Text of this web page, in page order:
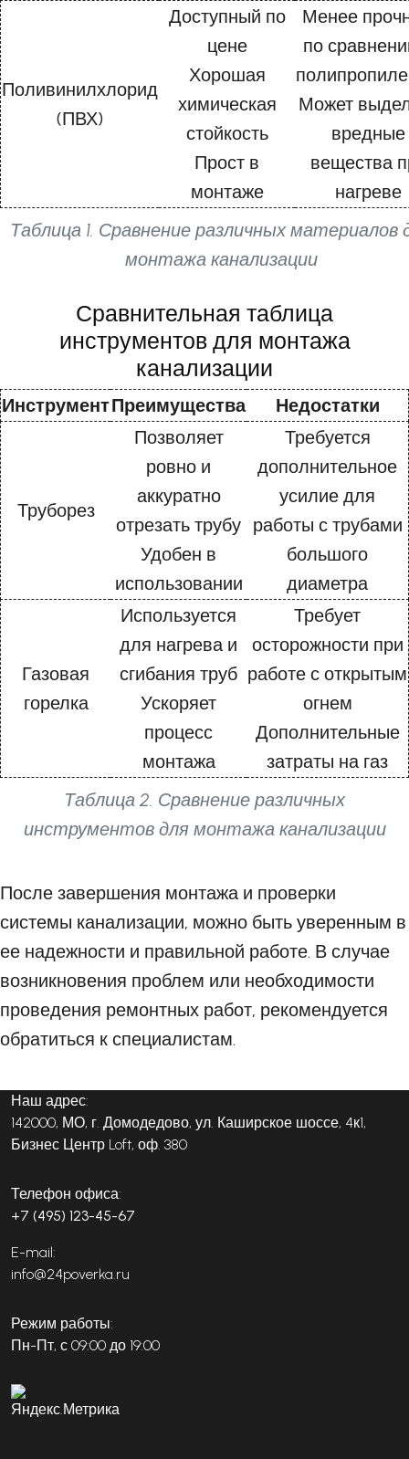
Таблица 1. Сравнение различных материалов
монтажа канализации
Поливинилхлорид
(ПВХ)
Доступный по
цене
Хорошая
химическая
стойкость
Прост в
монтаже
Менее
по
Может
вредные
вещества
нагреве
Сравнительная таблица
инструментов для монтажа
канализации
Таблица 2. Сравнение различных
инструментов для монтажа канализации
ИнструментПреимущества Недостатки
Труборез
Позволяет
ровно и
аккуратно
отрезать трубу
Удобен в
использовании
Требуется
дополнительное
усилие для
работы с трубами
большого
диаметра
Газовая
горелка
Используется
для нагрева и
сгибания труб
Ускоряет
процесс
монтажа
Требует
осторожности при
работе с открытым
огнем
Дополнительные
затраты на газ
После завершения монтажа и проверки
системы канализации, можно быть уверенным в
ее надежности и правильной работе. В случае
возникновения проблем или необходимости
проведения ремонтных работ, рекомендуется
обратиться к специалистам.
Наш адрес:
142000, МО, г. Домодедово, ул. Каширское шоссе, 4к1,
Бизнес Центр Loft, оф. 380
Телефон офиса:
+7 (495) 123-45-67
E-mail:
info@24poverka.ru
Режим работы:
Пн-Пт, с 09:00 до 19:00